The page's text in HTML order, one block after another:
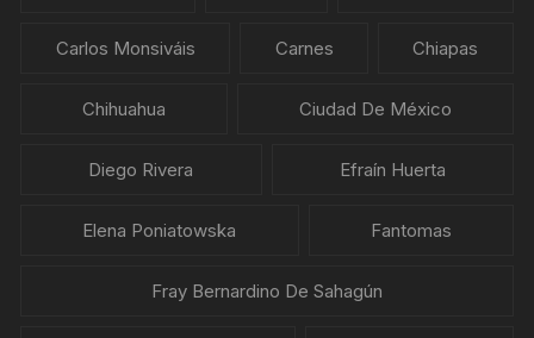
Carlos Monsiváis Carnes Chiapas
Chihuahua Ciudad De México
Diego Rivera Efraín Huerta
Elena Poniatowska Fantomas
Fray Bernardino De Sahagún